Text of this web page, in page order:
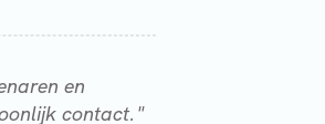
en
contact."